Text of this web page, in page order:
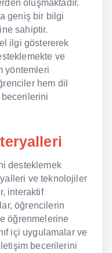
oluşmaktadır.
geniş bir bilgi
sahiptir.
ilgi göstererek
ve
yöntemleri
hem dil
desteklemek
ve teknolojiler
interaktif
öğrencilerin
öğrenmelerine
içi uygulamalar ve
becerilerini